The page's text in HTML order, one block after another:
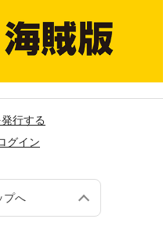
行する
グイン
プへ